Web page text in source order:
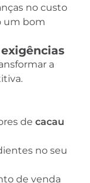
no custo
um bom
a
de cacau
no seu
de venda